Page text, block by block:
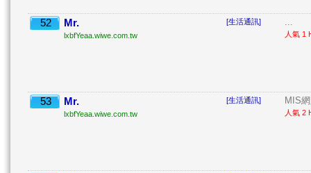
52 Mr.
lxbfYeaa.wiwe.com.tw
[生活通訊] ...
人氣 1
53 Mr.
lxbfYeaa.wiwe.com.tw
[生活通訊] MIS
人氣 2